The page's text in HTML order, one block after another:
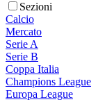
Sezioni
Calcio
Mercato
Serie A
Serie B
Coppa Italia
Champions League
Europa League